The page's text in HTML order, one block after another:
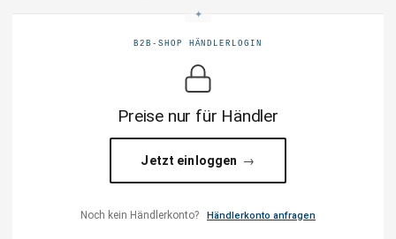
B2B-SHOP HÄNDLERLOGIN
Preise nur für Händler
Jetzt einloggen
Noch kein Händlerkonto? Händlerkonto anfragen